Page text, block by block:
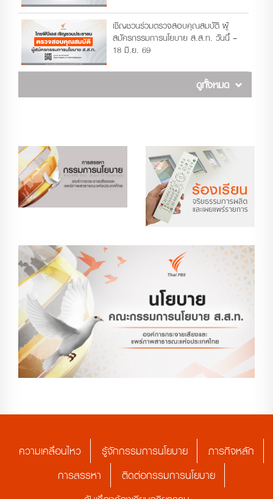
เชิญชวนร่วมตรวจสอบคุณสมบัติ ผู้
สมัครกรรมการนโยบาย ส.ส.ท. วันนี้ –
18 มิ.ย. 69
ดูทั้งหมด
ความเคลื่อนไหว รู้จักกรรมการนโยบาย
ภารกิจหลัก
การสรรหา
ติดต่อกรรมการนโยบาย